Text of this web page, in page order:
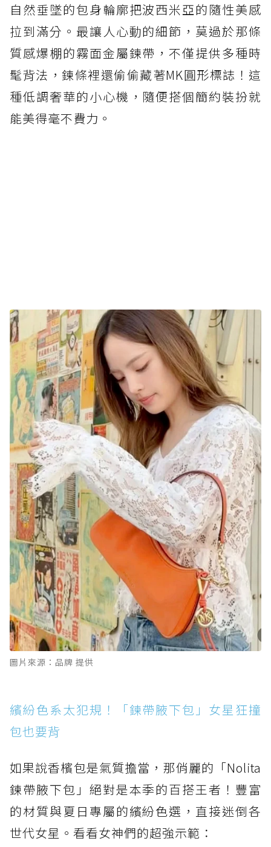
自然垂墜的包身輪廓把波西米亞的隨性美感
拉到滿分。最讓人心動的細節，莫過於那條
質感爆棚的霧面金屬鍊帶，不僅提供多種時
髦背法，鍊條裡還偷偷藏著MK圓形標誌！這
種低調奢華的小心機，隨便搭個簡約裝扮就
能美得毫不費力。
圖片來源：品牌 提供
繽紛色系太犯規！「鍊帶腋下包」女星狂撞
包也要背
如果說香檳包是氣質擔當，那俏麗的「Nolita
鍊帶腋下包」絕對是本季的百搭王者！豐富
的材質與夏日專屬的繽紛色選，直接迷倒各
世代女星。看看女神們的超強示範：